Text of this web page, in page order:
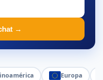
→
Europa